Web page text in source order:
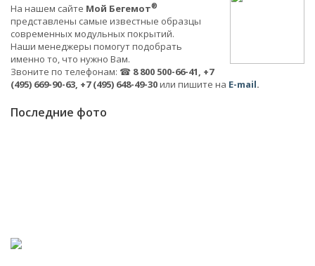
На нашем сайте Мой Бегемот®
представлены самые известные образцы
современных модульных покрытий.
Наши менеджеры помогут подобрать
именно то, что нужно Вам.
Звоните по телефонам: ☎ 8 800 500-66-41, +7
(495) 669-90-63, +7 (495) 648-49-30или пишите на E-mail.
Последние фото